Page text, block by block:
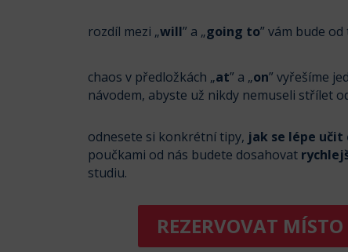
rozdíl mezi „will” a „going to” vám bude
chaos v předložkách „at” a „on” vyřešíme
návodem, abyste už nikdy nemuseli střílet
odnesete si konkrétní tipy, jak se lépe učit
poučkami od nás budete dosahovat
studiu.
REZERVOVAT MÍSTO